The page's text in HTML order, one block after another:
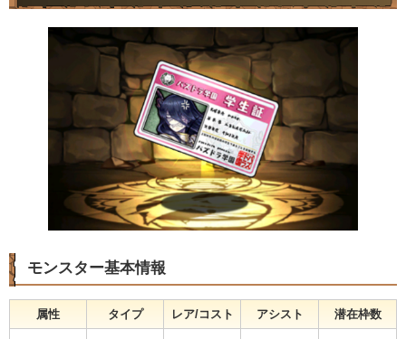
モンスター基本情報
属性 タイプ レア/コスト アシスト 潜在枠数